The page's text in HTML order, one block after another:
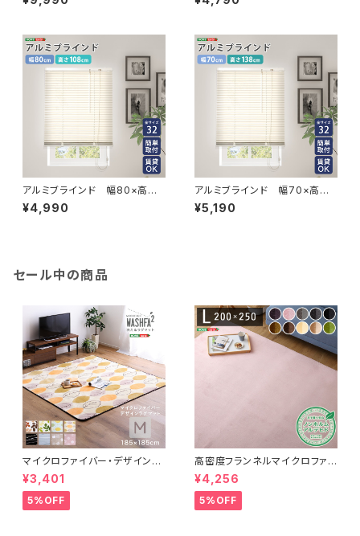
8
アルミブラインド 幅80×高さ1
08cm SH-29-TAB80-108
¥4,990
アルミブラインド 幅70×高さ1
38cm SH-29-TAB70-138
¥5,190
セール中の商品
マイクロファイバー・デザインラ
グマットMサイズ（185×185cm）
洗えるラグマット 【WASHFA2】
FRG-D2-M
¥3,401
5%OFF
高密度フランネルマイクロファイ
バー・ラグマットLサイズ（200×2
50cm）洗えるラグマット｜ナル
トレア
¥4,256
5%OFF